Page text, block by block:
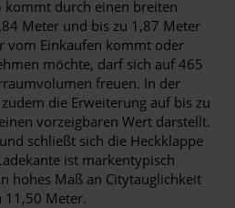
kommt durch einen breiten
Meter und bis zu 1,87 Meter
vom Einkaufen kommt oder
möchte, darf sich auf 465
freuen. In der
die Erweiterung auf bis zu
vorzeigbaren Wert darstellt.
schließt sich die Heckklappe
ist markentypisch
hohes Maß an Citytauglichkeit
11,50 Meter.